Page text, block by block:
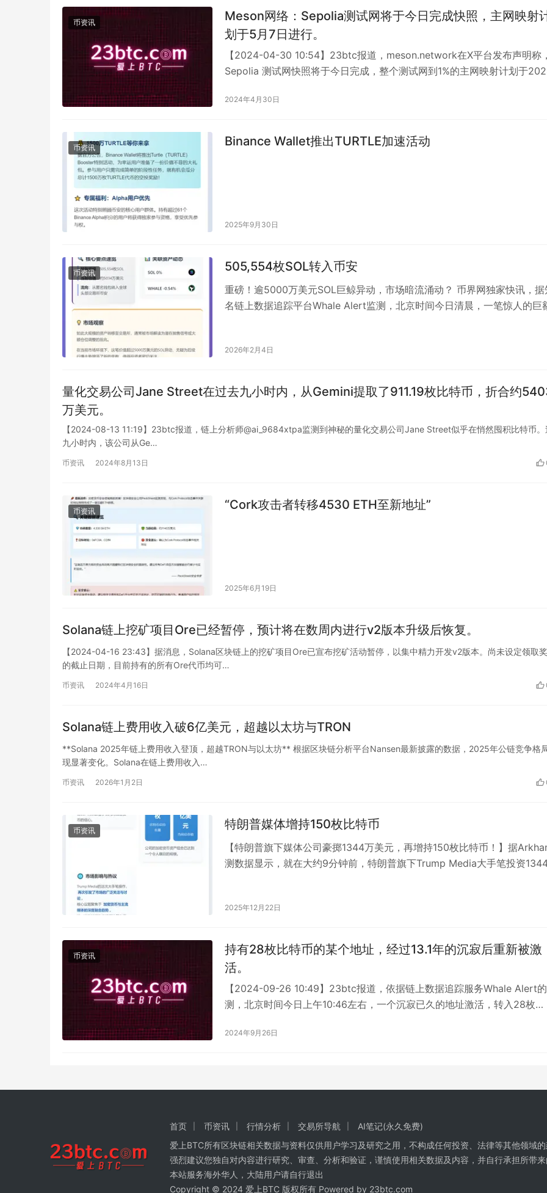
币资讯
Meson网络：Sepolia测试网将于今日完成快照，主网映射
划于5月7日进行。
【2024-04-30 10:54】23btc报道，meson.network在X平台发布声明称
Sepolia 测试网快照将于今日完成，整个测试网到1%的主网映射计划于
2024年4月30日
币资讯 Binance Wallet推出TURTLE加速活动
2025年9月30日
币资讯 505,554枚SOL转入币安
重磅！逾5000万美元SOL巨鲸异动，市场暗流涌动？ 币界网独家快讯，据
名链上数据追踪平台Whale Alert监测，北京时间今日清晨，一笔惊人的巨
2026年2月4日
量化交易公司Jane Street在过去九小时内，从Gemini提取了911.19枚比特币，折合约
万美元。
【2024-08-13 11:19】23btc报道，链上分析师@ai_9684xtpa监测到神秘的量化交易公司Jane Street似乎在悄然囤积比特币。
九小时内，该公司从Ge…
币资讯 2024年8月13日
币资讯 “Cork攻击者转移4530 ETH至新地址”
2025年6月19日
Solana链上挖矿项目Ore已经暂停，预计将在数周内进行v2版本升级后恢复。
【2024-04-16 23:43】据消息，Solana区块链上的挖矿项目Ore已宣布挖矿活动暂停，以集中精力开发v2版本。尚未设定领取
的截止日期，目前持有的所有Ore代币均可…
币资讯 2024年4月16日
Solana链上费用收入破6亿美元，超越以太坊与TRON
**Solana 2025年链上费用收入登顶，超越TRON与以太坊** 根据区块链分析平台Nansen最新披露的数据，2025年公链竞争格
现显著变化。Solana在链上费用收入…
币资讯 2026年1月2日
币资讯 特朗普媒体增持150枚比特币
【特朗普旗下媒体公司豪掷1344万美元，再增持150枚比特币！】据
测数据显示，就在大约9分钟前，特朗普旗下Trump Media大手笔投资
2025年12月22日
币资讯
持有28枚比特币的某个地址，经过13.1年的沉寂后重新被激
活。
【2024-09-26 10:49】23btc报道，依据链上数据追踪服务Whale Alert
测，北京时间今日上午10:46左右，一个沉寂已久的地址激活，转入28枚
2024年9月26日
首页 币资讯 行情分析 交易所导航
AI笔记(永久免费)
爱上BTC所有区块链相关数据与资料仅供用户学习及研究之用，不构成任何投资、法律等其他领域
强烈建议您独自对内容进行研究、审查、分析和验证，谨慎使用相关数据及内容，并自行承担所带
本站服务海外华人，大陆用户请自行退出
Copyright © 2024 爱上BTC 版权所有 Powered by 23btc.com